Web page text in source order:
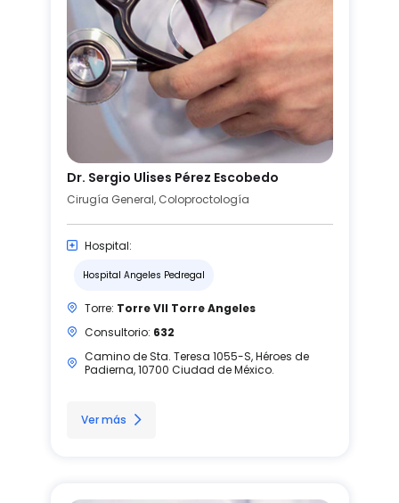
Dr. Sergio Ulises Pérez Escobedo
Cirugía General, Coloproctología
Hospital:
Hospital Angeles Pedregal
Torre: Torre VII Torre Angeles
Consultorio: 632
Camino de Sta. Teresa 1055-S, Héroes de
Padierna, 10700 Ciudad de México.
Ver más